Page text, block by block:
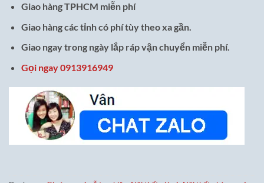
Giao hàng TPHCM miễn phí
Giao hàng các tỉnh có phí tùy theo xa gần.
Giao ngay trong ngày lắp ráp vận chuyển miễn phí.
Gọi ngay 0913916949